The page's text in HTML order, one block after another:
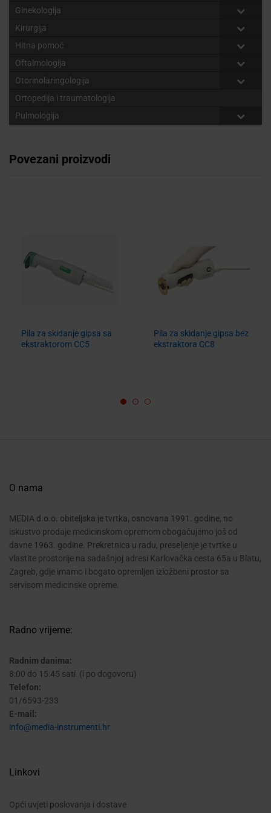
Ginekologija
Kirurgija
Hitna pomoć
Oftalmologija
Otorinolaringologija
Ortopedija i traumatologija
Pulmologija
Povezani proizvodi
Pila za skidanje gipsa sa
ekstraktorom CC5
Pila za skidanje gipsa bez
ekstraktora CC8
O nama
MEDIA d.o.o. obiteljska je tvrtka, osnovana 1991. godine, no
iskustvo prodaje medicinskom opremom obogaćujemo još od
davne 1963. godine. Prekretnica u radu, preseljenje je tvrtke u
vlastite prostorije na sadašnjoj adresi Karlovačka cesta 65a u Blatu,
Zagreb, gdje imamo i bogato opremljen izložbeni prostor sa
servisom medicinske opreme.
Radno vrijeme:
Radnim danima:
8:00 do 15:45 sati (i po dogovoru)
Telefon:
01/6593-233
E-mail:
info@media-instrumenti.hr
Linkovi
Opći uvjeti poslovanja i dostave